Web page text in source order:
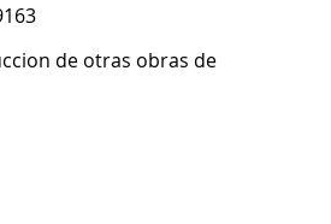
de otras obras de